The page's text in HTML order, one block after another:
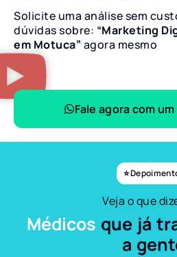
Solicite uma análise sem
dúvidas sobre: “Marketing
em Motuca” agora mesmo
Fale agora com
⭐
Veja o que
Médicos que já
a